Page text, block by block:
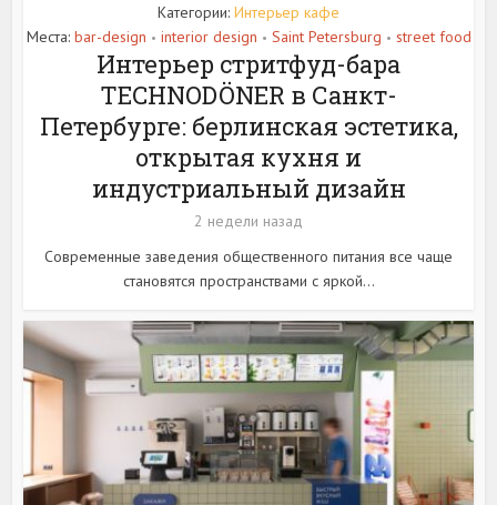
Категории: Интерьер кафе
Места: bar-design • interior design • Saint Petersburg • street food
Интерьер стритфуд-бара
TECHNODÖNER в Санкт-
Петербурге: берлинская эстетика,
открытая кухня и
индустриальный дизайн
2 недели назад
Современные заведения общественного питания все чаще
становятся пространствами с яркой...